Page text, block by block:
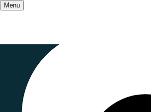
Menu
Qui sommes-
Soutenir et